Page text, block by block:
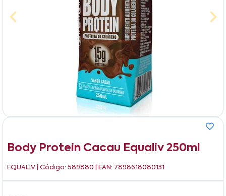
Body Protein Cacau Equaliv 250ml
EQUALIV | Código: 589880 | EAN: 7898618080131